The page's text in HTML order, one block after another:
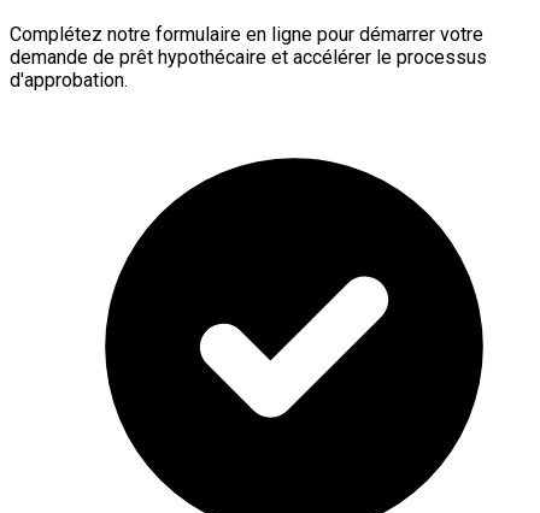
Complétez notre formulaire en ligne pour démarrer votre
demande de prêt hypothécaire et accélérer le processus
d'approbation.